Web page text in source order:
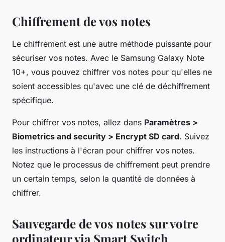
Chiffrement de vos notes
Le chiffrement est une autre méthode puissante pour
sécuriser vos notes. Avec le Samsung Galaxy Note
10+, vous pouvez chiffrer vos notes pour qu'elles ne
soient accessibles qu'avec une clé de déchiffrement
spécifique.
Pour chiffrer vos notes, allez dans Paramètres >
Biometrics and security > Encrypt SD card. Suivez
les instructions à l'écran pour chiffrer vos notes.
Notez que le processus de chiffrement peut prendre
un certain temps, selon la quantité de données à
chiffrer.
Sauvegarde de vos notes sur votre
ordinateur via Smart Switch